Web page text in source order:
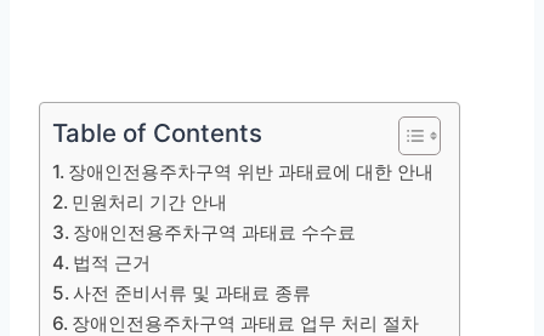
Table of Contents
장애인전용주차구역 위반 과태료에 대한 안내
민원처리 기간 안내
장애인전용주차구역 과태료 수수료
법적 근거
사전 준비서류 및 과태료 종류
장애인전용주차구역 과태료 업무 처리 절차